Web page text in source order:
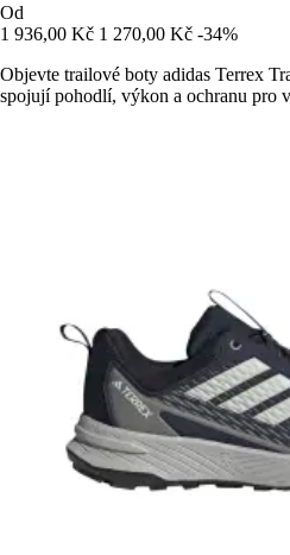
Od
1 936,00 Kč 1 270,00 Kč -34%
Objevte trailové boty adidas Terrex
spojují pohodlí, výkon a ochranu pro